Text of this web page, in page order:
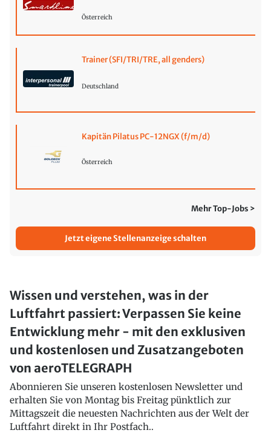
Österreich
Trainer (SFI/TRI/TRE, all genders)
Deutschland
Kapitän Pilatus PC-12NGX (f/m/d)
Österreich
Mehr Top-Jobs >
Jetzt eigene Stellenanzeige schalten
Wissen und verstehen, was in der
Luftfahrt passiert: Verpassen Sie keine
Entwicklung mehr - mit den exklusiven
und kostenlosen und Zusatzangeboten
von aeroTELEGRAPH
Abonnieren Sie unseren kostenlosen Newsletter und
erhalten Sie von Montag bis Freitag pünktlich zur
Mittagszeit die neuesten Nachrichten aus der Welt der
Luftfahrt direkt in Ihr Postfach..